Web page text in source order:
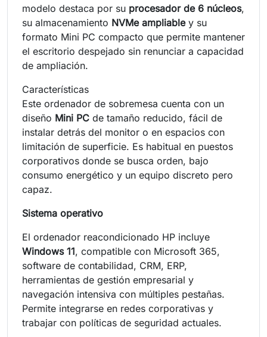
modelo destaca por su procesador de 6 núcleos,
su almacenamiento NVMe ampliabley su
formato Mini PC compacto que permite mantener
el escritorio despejado sin renunciar a capacidad
de ampliación.
Características
Este ordenador de sobremesa cuenta con un
diseño Mini PC de tamaño reducido, fácil de
instalar detrás del monitor o en espacios con
limitación de superficie. Es habitual en puestos
corporativos donde se busca orden, bajo
consumo energético y un equipo discreto pero
capaz.
Sistema operativo
El ordenador reacondicionado HP incluye
Windows 11, compatible con Microsoft 365,
software de contabilidad, CRM, ERP,
herramientas de gestión empresarial y
navegación intensiva con múltiples pestañas.
Permite integrarse en redes corporativas y
trabajar con políticas de seguridad actuales.